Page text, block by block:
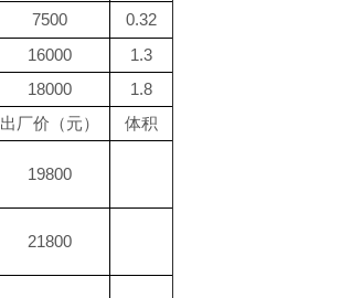
7500
0.32
16000
1.3
18000
1.8
出厂价（元） 体积
19800
21800